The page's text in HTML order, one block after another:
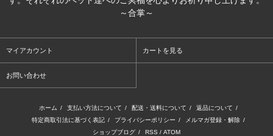
～合掌～
マイアカウント カートを見る
お問い合わせ
ホーム / 支払い方法について / 配送・送料について / 返品について /
特定商取引法に基づく表記 / プライバシーポリシー / メルマガ登録・解除 /
ショップブログ / RSS / ATOM